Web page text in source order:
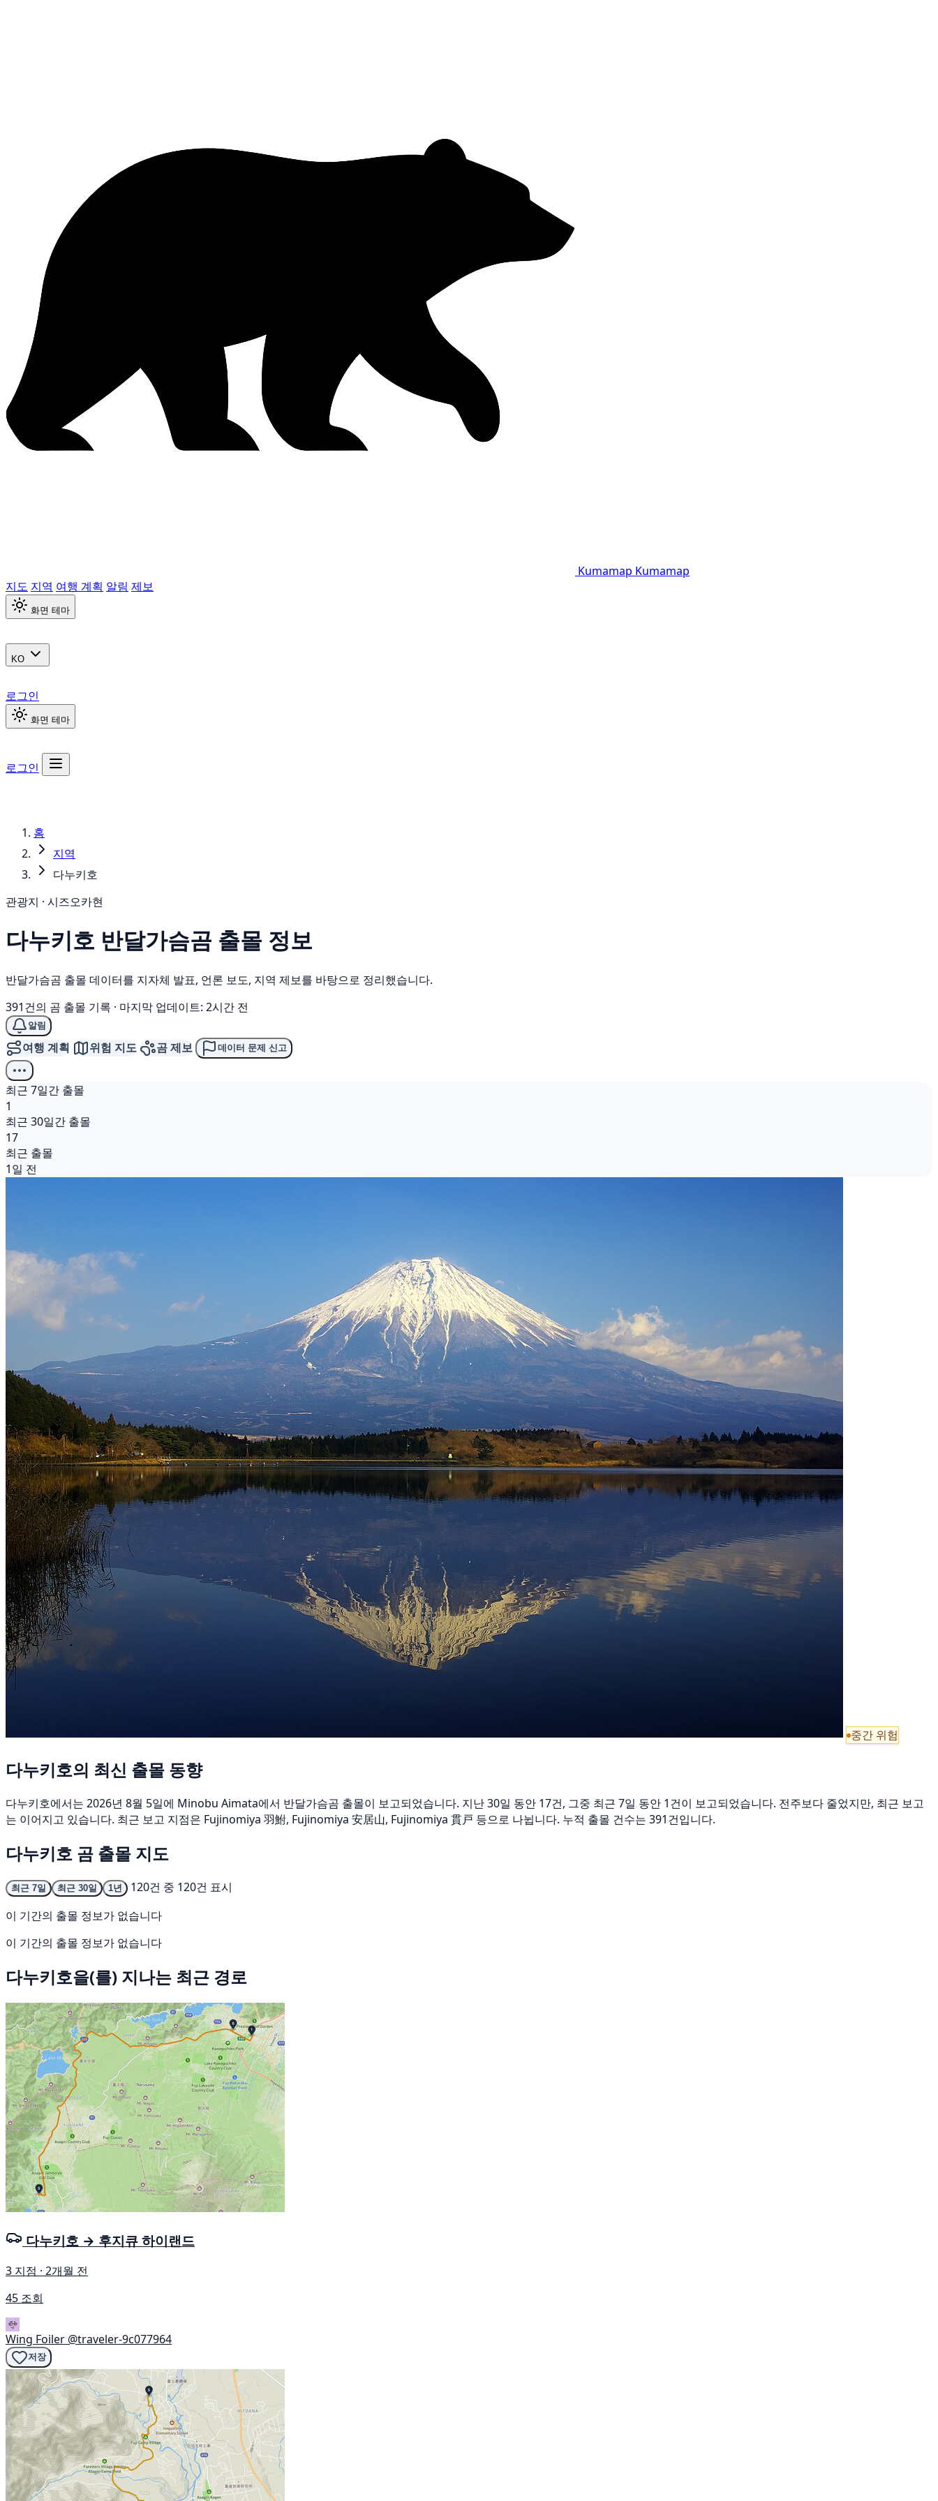
Kumamap Kumamap
지도 지역 여행 계획 알림 제보
화면 테마
KO
로그인
화면 테마
로그인
홈
지역
다누키호
관광지 · 시즈오카현
다누키호 반달가슴곰 출몰 정보
반달가슴곰 출몰 데이터를 지자체 발표, 언론 보도, 지역 제보를 바탕으로 정리했습니다.
391건의 곰 출몰 기록 · 마지막 업데이트: 2시간 전
알림
여행 계획 위험 지도 곰 제보 데이터 문제 신고
최근 7일간 출몰
1
최근 30일간 출몰
17
최근 출몰
1일 전
중간 위험
다누키호의 최신 출몰 동향
다누키호에서는 2026년 8월 5일에 Minobu Aimata에서 반달가슴곰 출몰이 보고되었습니다. 지난 30일 동안 17건, 그중 최근 7일 동안 1건이 보고되었습니다. 전주보다 줄었지만, 최근 보고
는 이어지고 있습니다. 최근 보고 지점은 Fujinomiya 羽鮒, Fujinomiya 安居山, Fujinomiya 貫戸 등으로 나뉩니다. 누적 출몰 건수는 391건입니다.
다누키호 곰 출몰 지도
최근 7일 최근 30일 1년
120건 중 120건 표시
이 기간의 출몰 정보가 없습니다
이 기간의 출몰 정보가 없습니다
다누키호을(를) 지나는 최근 경로
다누키호 → 후지큐 하이랜드
3 지점 · 2개월 전
45 조회
Wing Foiler @traveler-9c077964
저장